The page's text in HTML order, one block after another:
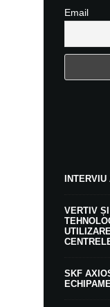
Email
VERTIV
SKF